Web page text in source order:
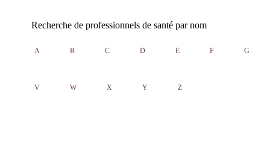
Recherche de professionnels de santé par nom
A B C D E F G
V W X Y Z